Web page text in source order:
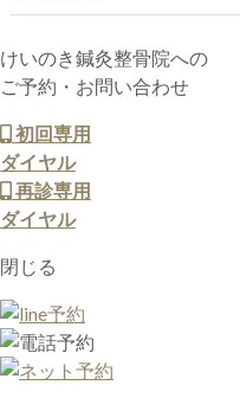
けいのき鍼灸整骨院への
ご予約・お問い合わせ
初回専用
ダイヤル
再診専用
ダイヤル
閉じる